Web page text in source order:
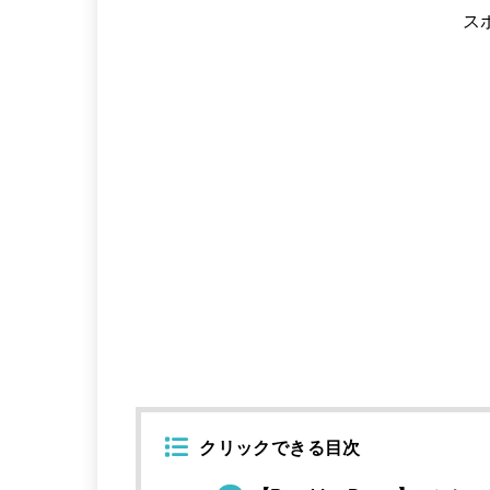
ス
クリックできる目次